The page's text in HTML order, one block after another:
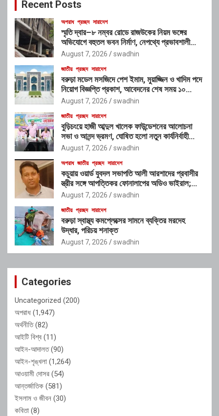
Recent Posts
অপরাধ প্রচ্ছদ সারাদেশ
স্মৃতি দ্বার–৮ নম্বর রোডে রাজউকের নিয়ম ভঙ্গের
অভিযোগে বহুতল ভবন নির্মাণ, নেপথ্যে প্রভাবশালী
চক্রের যোগসাজশের প্রশ্ন
August 7, 2026 swadhin
জাতীয় প্রচ্ছদ সারাদেশ
বরুড়া মডেল মসজিদে পেশ ইমাম, মুয়াজ্জিন ও খাদিম পদে
নিয়োগ বিজ্ঞপ্তি প্রকাশ, আবেদনের শেষ সময় ১০
আগস্ট
August 7, 2026 swadhin
জাতীয় প্রচ্ছদ সারাদেশ
বুড়িচংয়ে হাজী আব্দুল খালেক ফাউন্ডেশনের আলোচনা
সভা ও আনন্দ ভ্রমণ, ঘোষিত হলো নতুন কার্যনির্বাহী
কমিটি
August 7, 2026 swadhin
অপরাধ জাতীয় প্রচ্ছদ সারাদেশ
কচুয়ায় ওয়ার্ড যুবদল সভাপতি আলী আরশাদের প্রবাসীর
স্ত্রীর সঙ্গে আপত্তিকর ফোনালাপের অডিও ভাইরাল;
শাস্তির দাবি এলাকাবাসীর
August 7, 2026 swadhin
জাতীয় প্রচ্ছদ সারাদেশ
বরুড়া স্বাস্থ্য কমপ্লেক্সের সামনে ব্যক্তির মরদেহ
উদ্ধার, পরিচয় শনাক্ত
August 7, 2026 swadhin
Categories
Uncategorized (200)
অপরাধ (1,947)
অর্থনীতি(82)
আইটি বিশ্ব (11)
আইন-আদালত(90)
আইন-শৃঙ্খলা (1,264)
আওয়ামী দোসর (54)
আন্তর্জাতিক (581)
ইসলাম ও জীবন (30)
কবিতা (8)